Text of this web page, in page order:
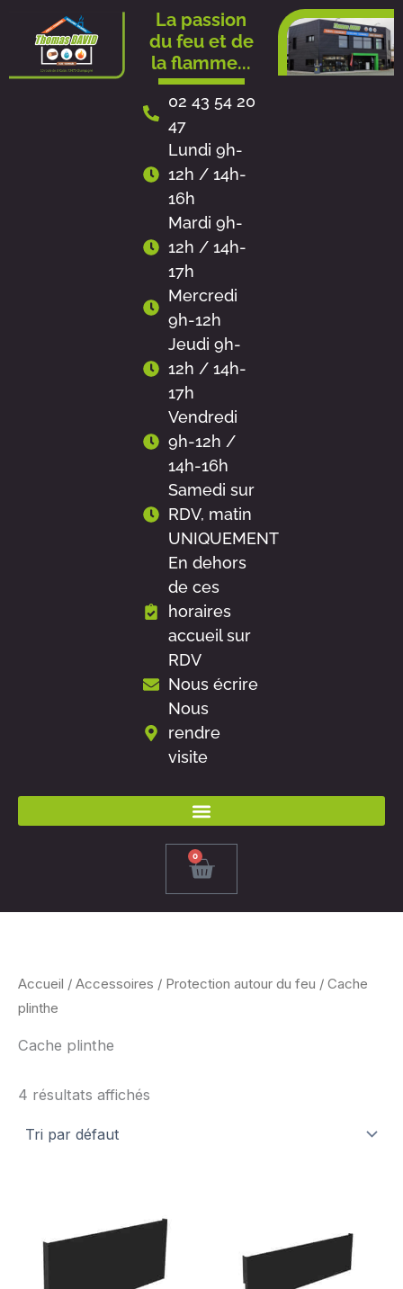
contenu
La passion
du feu et de
la flamme...
02 43 54 20
47
Lundi 9h-
12h / 14h-
16h
Mardi 9h-
12h / 14h-
17h
Mercredi
9h-12h
Jeudi 9h-
12h / 14h-
17h
Vendredi
9h-12h /
14h-16h
Samedi sur
RDV, matin
UNIQUEMENT
En dehors
de ces
horaires
accueil sur
RDV
Nous écrire
Nous
rendre
visite
0
Panier
Accueil / Accessoires / Protection autour du feu / Cache
plinthe
Cache plinthe
4 résultats affichés